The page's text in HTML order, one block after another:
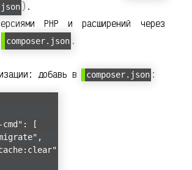
).
PHP и расширений через
composer.json .
добавь в composer.json :
[